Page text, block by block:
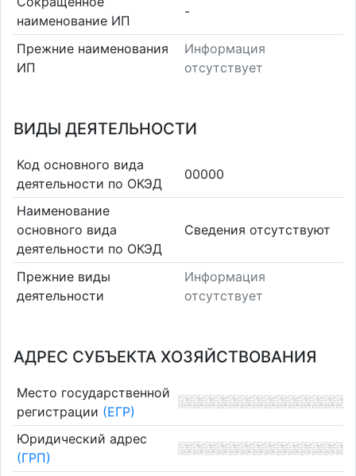
наименование ИП
-
Прежние наименования
ИП
Информация
отсутствует
ВИДЫ ДЕЯТЕЛЬНОСТИ
Код основного вида
деятельности по ОКЭД
00000
Наименование
основного вида
деятельности по ОКЭД
Cведения отсутствуют
Прежние виды
деятельности
Информация
отсутствует
АДРЕС СУБЪЕКТА ХОЗЯЙСТВОВАНИЯ
Место государственной
регистрации (ЕГР)
Юридический адрес
(ГРП)